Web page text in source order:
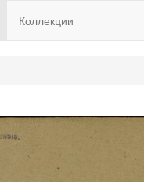
Коллекции